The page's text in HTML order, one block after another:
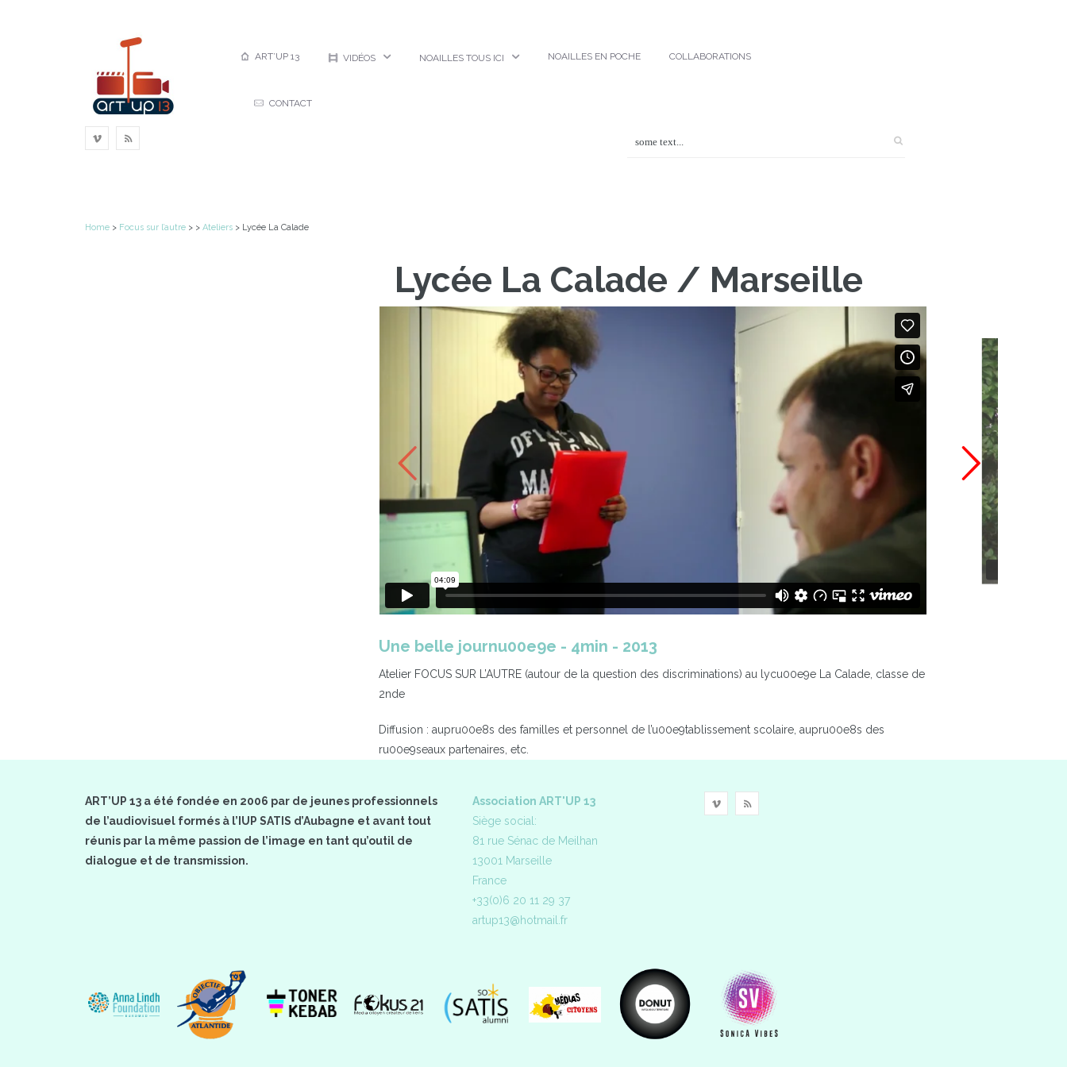
ART’UP 13
VIDÉOS NOAILLES TOUS ICI NOAILLES EN POCHE COLLABORATIONS
CONTACT
Home > Focus sur l’autre > > Ateliers > Lycée La Calade
Lycée La Calade / Marseille
Une belle journu00e9e - 4min - 2013
Atelier FOCUS SUR L’AUTRE (autour de la question des discriminations) au lycu00e9e La Calade, classe de
2nde
Diffusion : aupru00e8s des familles et personnel de l’u00e9tablissement scolaire, aupru00e8s des
ru00e9seaux partenaires, etc.
ART’UP 13 a été fondée en 2006 par de jeunes professionnels
de l’audiovisuel formés à l’IUP SATIS d’Aubagne et avant tout
réunis par la même passion de l’image en tant qu’outil de
dialogue et de transmission.
Association ART'UP 13
Siège social:
81 rue Sénac de Meilhan
13001 Marseille
France
+33(0)6 20 11 29 37
artup13@hotmail.fr